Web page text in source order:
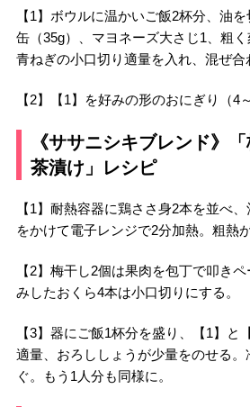
【1】ボウルに温かいご飯2杯分、油
缶（35g）、マヨネーズ大さじ1、粗く
青ねぎの小口切り適量を入れ、混ぜ合
【2】【1】を好みの形のおにぎり（4
《ササニシキブレンド》
茶漬け」レシピ
【1】耐熱容器に鶏ささ身2本を並べ
をかけて電子レンジで2分加熱。粗熱
【2】梅干し2個は果肉を包丁で叩き
みしたおくら4本は小口切りにする。
【3】器にご飯1杯分を盛り、【1】と
適量、おろししょうが少量をのせる
ぐ。もう1人分も同様に。